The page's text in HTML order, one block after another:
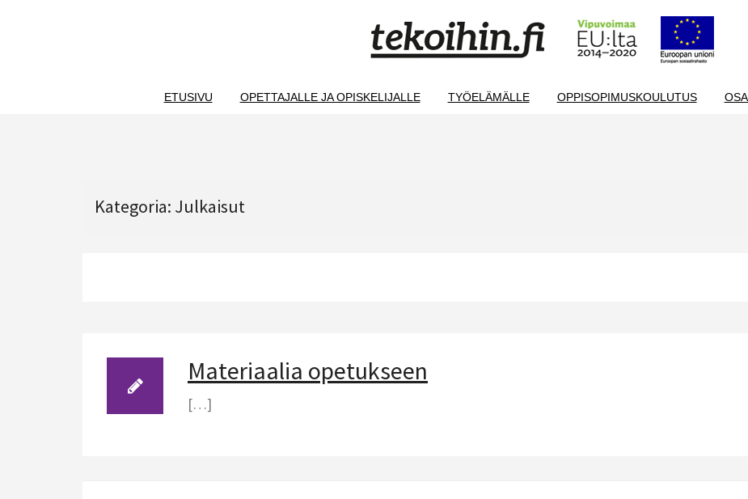
ETUSIVU OPETTAJALLE JA OPISKELIJALLE TYÖELÄMÄLLE OPPISOPIMUSKOULUTUS
Kategoria: Julkaisut
Materiaalia opetukseen
[…]